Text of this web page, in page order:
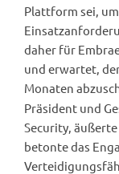
Plattform sei,
daher für
und erwartet,
Monaten
Präsident und
Security,
betonte das